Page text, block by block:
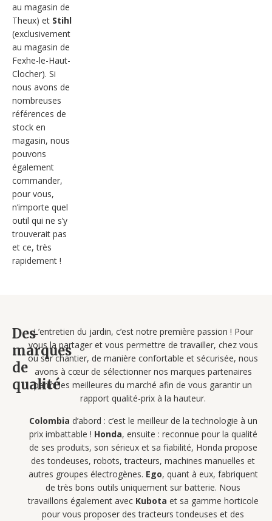
au magasin de
Theux) et Stihl
(exclusivement
au magasin de
Fexhe-le-Haut-
Clocher). Si
nous avons de
nombreuses
références de
stock en
magasin, nous
pouvons
également
commander,
pour vous,
n’importe quel
outil qui ne s’y
trouverait pas
et ce, très
rapidement !
Des
marques
de
qualité
L’entretien du jardin, c’est notre première passion ! Pour
vous la partager et vous permettre de travailler, chez vous
ou sur chantier, de manière confortable et sécurisée, nous
avons à cœur de sélectionner nos marques partenaires
parmi les meilleures du marché afin de vous garantir un
rapport qualité-prix à la hauteur.
Colombia d’abord : c’est le meilleur de la technologie à un
prix imbattable ! Honda, ensuite : reconnue pour la qualité
de ses produits, son sérieux et sa fiabilité, Honda propose
des tondeuses, robots, tracteurs, machines manuelles et
autres groupes électrogènes. Ego, quant à eux, fabriquent
de très bons outils uniquement sur batterie. Nous
travaillons également avec Kubota et sa gamme horticole
pour vous proposer des tracteurs tondeuses et des